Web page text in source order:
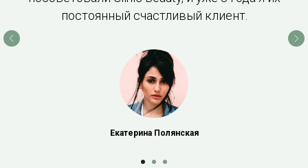
постоянный счастливый клиент.
Екатерина Полянская